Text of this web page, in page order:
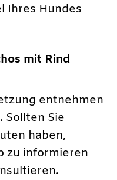
Ihres Hundes
mit Rind
entnehmen
Sollten Sie
haben,
zu informieren